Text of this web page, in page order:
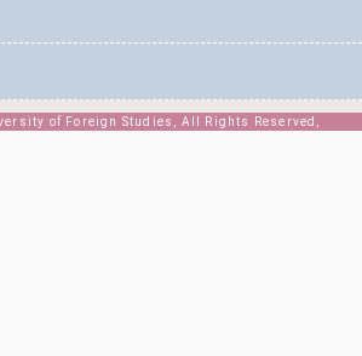
of Foreign Studies, All Rights Reserved,